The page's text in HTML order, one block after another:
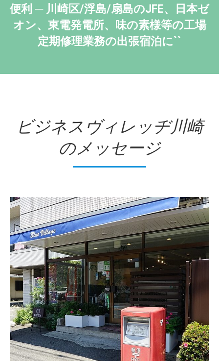
便利 ─ 川崎区/浮島/扇島のJFE、日本ゼ
オン、東電発電所、味の素様等の工場
定期修理業務の出張宿泊に``
ビジネスヴィレッヂ川崎
のメッセージ